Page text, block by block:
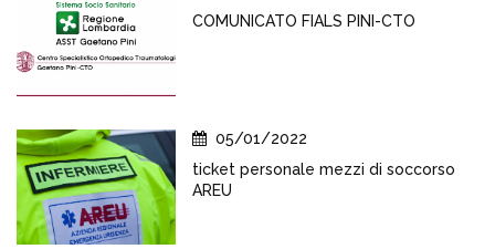
COMUNICATO FIALS PINI-CTO
05/01/2022
ticket personale mezzi di soccorso
AREU